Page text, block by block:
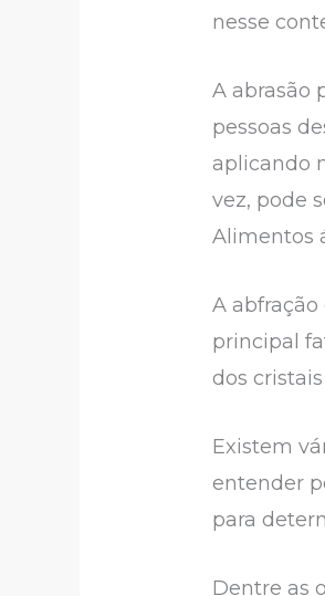
nesse
A abrasão
pessoas
aplicando
vez, pode
Alimentos
A
principal
dos
Existem
entender
para
Dentre as